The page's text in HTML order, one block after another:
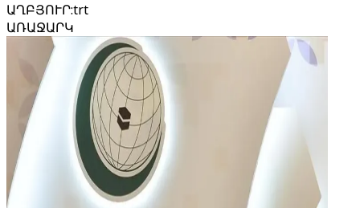
ԱՂԲՅՈՒՐ:trt
ԱՌԱՋԱՐԿ